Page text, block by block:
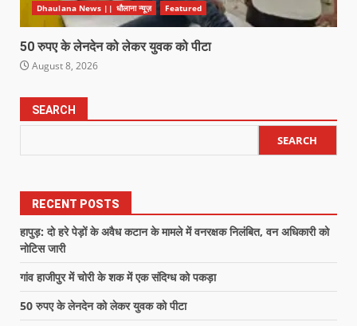
Dhaulana News || धौलाना न्यूज़ Featured
50 रुपए के लेनदेन को लेकर युवक को पीटा
August 8, 2026
SEARCH
SEARCH
RECENT POSTS
हापुड़: दो हरे पेड़ों के अवैध कटान के मामले में वनरक्षक निलंबित, वन अधिकारी को
नोटिस जारी
गांव हाजीपुर में चोरी के शक में एक संदिग्ध को पकड़ा
50 रुपए के लेनदेन को लेकर युवक को पीटा